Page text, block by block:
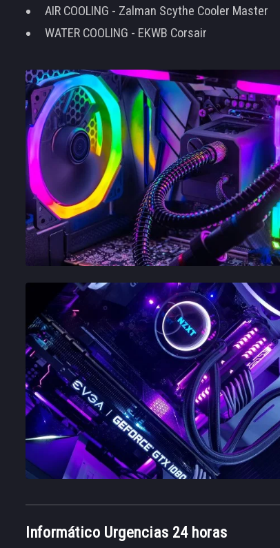
AIR COOLING - Zalman Scythe Cooler Master
WATER COOLING - EKWB Corsair
Informático Urgencias 24 horas